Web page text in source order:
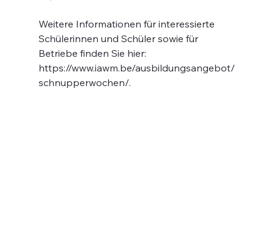
Weitere Informationen für interessierte
Schülerinnen und Schüler sowie für
Betriebe finden Sie hier:
https://www.iawm.be/ausbildungsangebot/
schnupperwochen/.